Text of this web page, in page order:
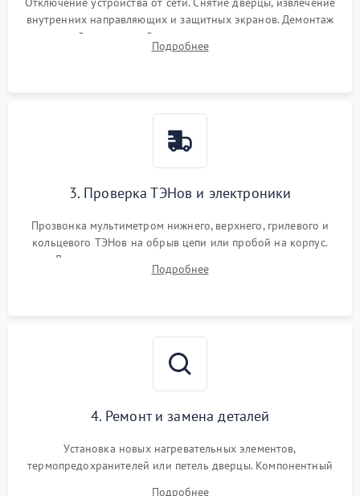
внутренних направляющих и защитных экранов. Демонтаж
задней или верхней панели для прямого доступа к
нагревательным элементам, плате и вентиляторам.
Подробнее
3. Проверка ТЭНов и электроники
Прозвонка мультиметром нижнего, верхнего, грилевого и
кольцевого ТЭНов на обрыв цепи или пробой на корпус.
Диагностика термостата, датчиков температуры,
переключателя режимов и мотора конвекции.
Подробнее
4. Ремонт и замена деталей
Установка новых нагревательных элементов,
термопредохранителей или петель дверцы. Компонентный
Подробнее